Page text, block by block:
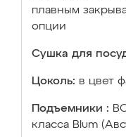
плавным
опции
Сушка для
Цоколь: в цвет
Подъемники :
класса Blum